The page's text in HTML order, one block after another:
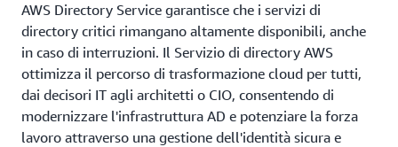
AWS Directory Service garantisce che i servizi di
directory critici rimangano altamente disponibili, anche
in caso di interruzioni. Il Servizio di directory AWS
ottimizza il percorso di trasformazione cloud per tutti,
dai decisori IT agli architetti o CIO, consentendo di
modernizzare l'infrastruttura AD e potenziare la forza
lavoro attraverso una gestione dell'identità sicura e